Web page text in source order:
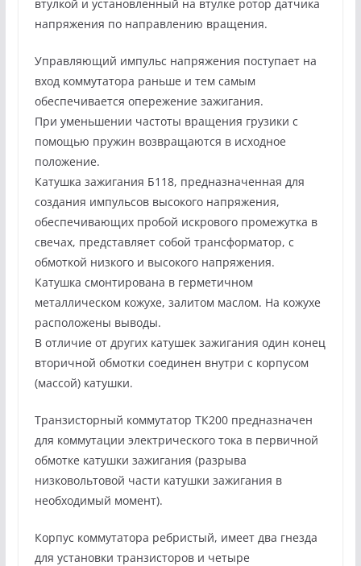
втулкой и установленный на втулке ротор датчика
напряжения по направлению вращения.
Управляющий импульс напряжения поступает на
вход коммутатора раньше и тем самым
обеспечивается опережение зажигания.
При уменьшении частоты вращения грузики с
помощью пружин возвращаются в исходное
положение.
Катушка зажигания Б118, предназначенная для
создания импульсов высокого напряжения,
обеспечивающих пробой искрового промежутка в
свечах, представляет собой трансформатор, с
обмоткой низкого и высокого напряжения.
Катушка смонтирована в герметичном
металлическом кожухе, залитом маслом. На кожухе
расположены выводы.
В отличие от других катушек зажигания один конец
вторичной обмотки соединен внутри с корпусом
(массой) катушки.
Транзисторный коммутатор ТК200 предназначен
для коммутации электрического тока в первичной
обмотке катушки зажигания (разрыва
низковольтовой части катушки зажигания в
необходимый момент).
Корпус коммутатора ребристый, имеет два гнезда
для установки транзисторов и четыре